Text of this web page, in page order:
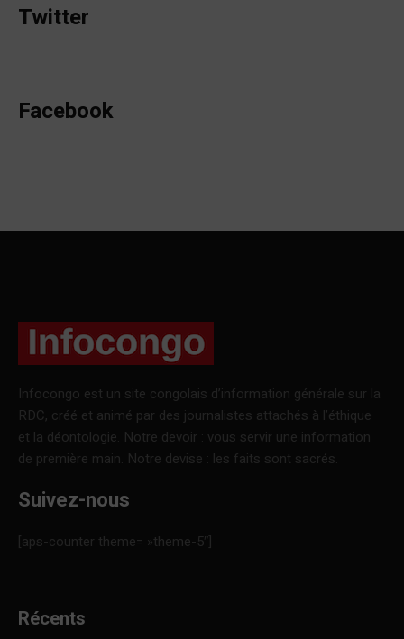
Twitter
Facebook
Infocongo est un site congolais d’information générale sur la
RDC, créé et animé par des journalistes attachés à l’éthique
et la déontologie. Notre devoir : vous servir une information
de première main. Notre devise : les faits sont sacrés.
Suivez-nous
[aps-counter theme= »theme-5″]
Récents